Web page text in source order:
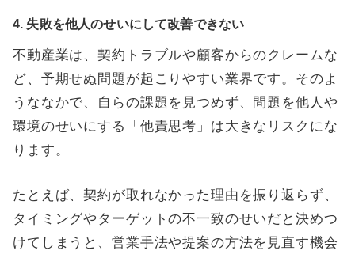
4. 失敗を他人のせいにして改善できない
不動産業は、契約トラブルや顧客からのクレームな
ど、予期せぬ問題が起こりやすい業界です。そのよ
うななかで、自らの課題を見つめず、問題を他人や
環境のせいにする「他責思考」は大きなリスクにな
ります。
たとえば、契約が取れなかった理由を振り返らず、
タイミングやターゲットの不一致のせいだと決めつ
けてしまうと、営業手法や提案の方法を見直す機会